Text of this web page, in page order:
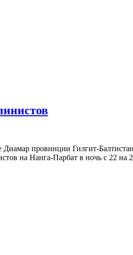
провинции Гилгит-
на Нанга-Парбат в ночь с 22